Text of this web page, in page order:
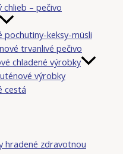
chlieb – pečivo
pochutiny-keksy-müsli
trvanlivé pečivo
chladené výrobky
výrobky
cestá
hradené zdravotnou